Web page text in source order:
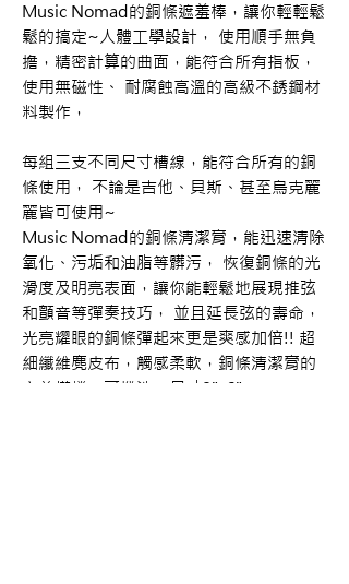
Music Nomad的銅條遮羞棒，讓你輕輕鬆
鬆的搞定~人體工學設計， 使用順手無負
擔，精密計算的曲面，能符合所有指板，
使用無磁性、 耐腐蝕高溫的高級不銹鋼材
料製作，
每組三支不同尺寸槽線，能符合所有的銅
條使用， 不論是吉他、貝斯、甚至烏克麗
麗皆可使用~
Music Nomad的銅條清潔膏，能迅速清除
氧化、污垢和油脂等髒污， 恢復銅條的光
滑度及明亮表面，讓你能輕鬆地展現推弦
和顫音等彈奏技巧， 並且延長弦的壽命，
光亮耀眼的銅條彈起來更是爽感加倍!! 超
細纖維麂皮布，觸感柔軟，銅條清潔膏的
完美搭檔，可機洗，尺寸8"x6"。